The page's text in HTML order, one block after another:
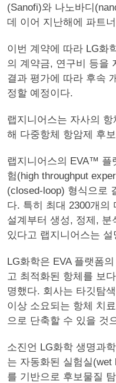
(Sanofi)와 나노바디
데 이어 지난해에 파트
이번 계약에 따라 LG화
의 계약금, 연구비 등을
결과 평가에 따라 후속
정할 예정이다.
랩지니어스는 자사의
해 다중항체 항암제 후
랩지니어스의 EVA™ 플
험(high throughput
(closed-loop) 형식으로
다. 특히 최대 2300개의
설계부터 생성, 정제, 분
있다고 랩지니어스는 설
LG화학은 EVA 플랫폼
고 최적화된 항체를 보
명했다. 회사는 타깃탐
이상 소요되는 항체 치
으로 단축할 수 있을 것
소진언 LG화학 생명과
는 자동화된 실험실
를 기반으로 후보물질